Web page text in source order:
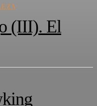
(III). El